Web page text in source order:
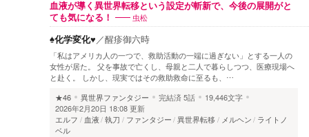
血液が導く異世界転移という設定が斬新で、今後の展開がと
ても気になる！
虫松
♠化学変化♥／醒疹御六時
「私はアメリカ人の一つで、救助活動の一端に過ぎない」とする一人の
女性が居た。 父を事故で亡くし、母親と二人で暮らしつつ、医療現場へ
と赴く。 しかし、現実ではその救助救命に至るも、…
★46
異世界ファンタジー 完結済5話
19,446文字
2026年2月20日 18:08 更新
エルフ
血液 執刀 ファンタジー 異世界転移 メルヘン
ライトノ
ベル